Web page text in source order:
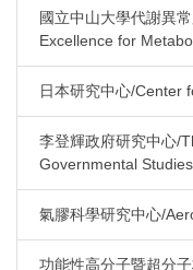
國立中山大學代謝異
Excellence for
日本研究中心/Center
李登輝政府研究中心/
Governmental Studies
氣膠科學研究中心/
功能性高分子暨超分